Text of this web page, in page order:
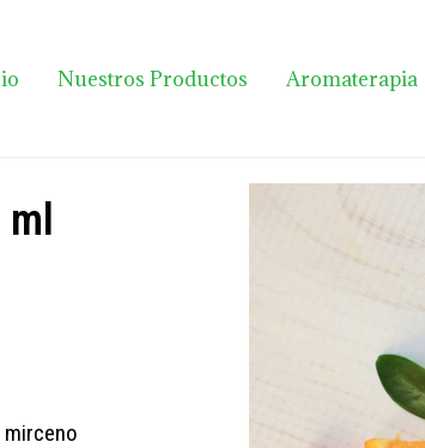
Nuestros Productos Aromaterapia